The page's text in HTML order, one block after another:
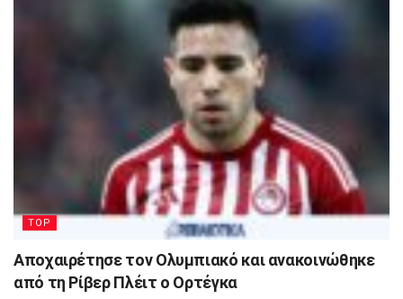
TOP
Αποχαιρέτησε τον Ολυμπιακό και ανακοινώθηκε
από τη Ρίβερ Πλέιτ ο Ορτέγκα